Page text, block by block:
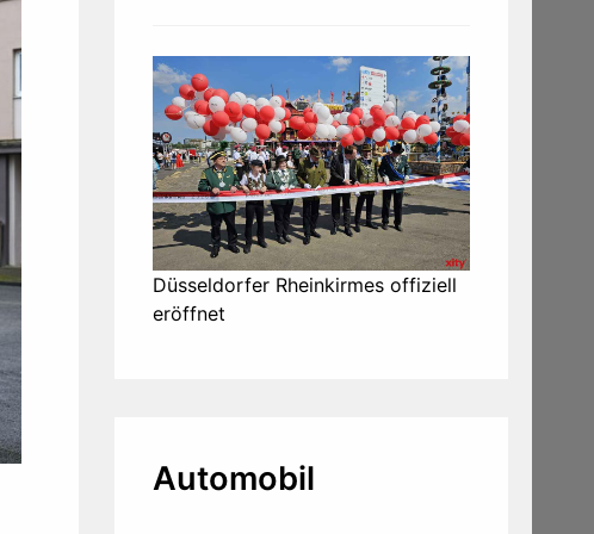
Düsseldorfer Rheinkirmes offiziell
eröffnet
Automobil